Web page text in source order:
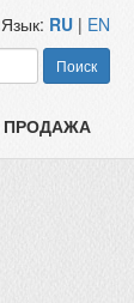
ПРОДАЖА
Язык: RU | EN
Поиск